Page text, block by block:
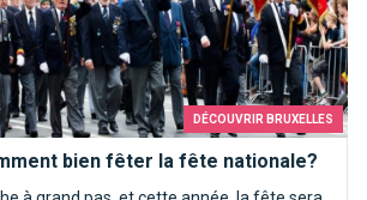
DÉCOUVRIR BRUXELLES
bien fêter la fête nationale?